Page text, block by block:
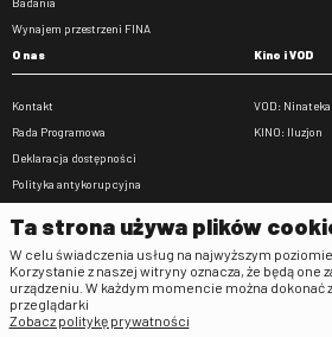
Wynajem przestrzeni FINA
O nas
Kontakt
Rada Programowa
Deklaracja dostępności
Polityka antykorupcyjna
Zamówienia publiczne
Praca w FINA
Kino i VOD
VOD: Ninateka
KINO: Iluzjon
Regulaminy
Ta strona używa plików
W celu świadczenia usług na najwyższym
Korzystanie z naszej witryny oznacza, że będą one
urządzeniu. W każdym momencie można dokonać
przeglądarki
Zobacz politykę prywatności